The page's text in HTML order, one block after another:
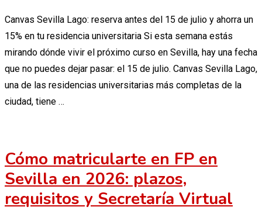
Canvas Sevilla Lago: reserva antes del 15 de julio y ahorra un
15% en tu residencia universitaria Si esta semana estás
mirando dónde vivir el próximo curso en Sevilla, hay una fecha
que no puedes dejar pasar: el 15 de julio. Canvas Sevilla Lago,
una de las residencias universitarias más completas de la
ciudad, tiene …
Cómo matricularte en FP en
Sevilla en 2026: plazos,
requisitos y Secretaría Virtual